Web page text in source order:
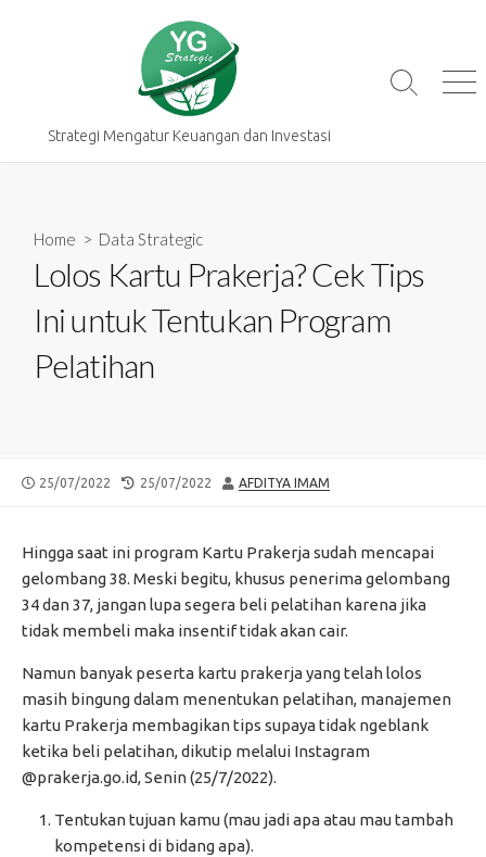
Strategi Mengatur Keuangan dan Investasi
Search
Home > Data Strategic
Lolos Kartu Prakerja? Cek Tips
Ini untuk Tentukan Program
Pelatihan
PUBLISHED
25/07/2022
LAST
25/07/2022 AUTHOR
AFDITYA IMAM
Hingga saat ini program Kartu Prakerja sudah mencapai
gelombang 38. Meski begitu, khusus penerima gelombang
34 dan 37, jangan lupa segera beli pelatihan karena jika
tidak membeli maka insentif tidak akan cair.
Namun banyak peserta kartu prakerja yang telah lolos
masih bingung dalam menentukan pelatihan, manajemen
kartu Prakerja membagikan tips supaya tidak ngeblank
ketika beli pelatihan, dikutip melalui Instagram
@prakerja.go.id, Senin (25/7/2022).
Tentukan tujuan kamu (mau jadi apa atau mau tambah
kompetensi di bidang apa).